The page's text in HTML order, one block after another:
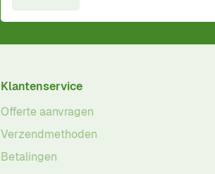
Klantenservice
Offerte aanvragen
Verzendmethoden
Betalingen